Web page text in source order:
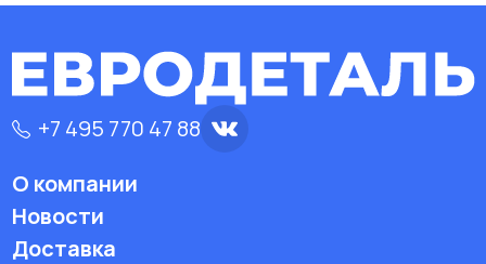
+7 495 770 47 88
О компании
Новости
Доставка